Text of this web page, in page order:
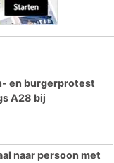
en burgerprotest
A28 bij
naar persoon met